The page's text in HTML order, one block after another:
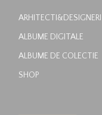
ARHITECTI&DESIGNERI
ALBUME DIGITALE
ALBUME DE COLECTIE
SHOP